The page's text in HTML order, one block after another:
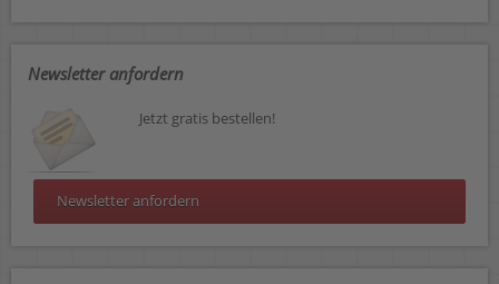
Newsletter anfordern
Jetzt gratis bestellen!
Newsletter anfordern